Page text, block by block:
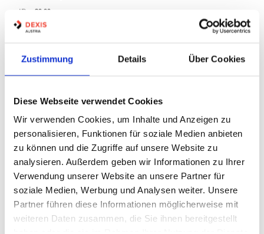
Zustimmung Details Über Cookies
Diese Webseite verwendet Cookies
Wir verwenden Cookies, um Inhalte und Anzeigen zu
personalisieren, Funktionen für soziale Medien anbieten
zu können und die Zugriffe auf unsere Website zu
analysieren. Außerdem geben wir Informationen zu Ihrer
Verwendung unserer Website an unsere Partner für
soziale Medien, Werbung und Analysen weiter. Unsere
Partner führen diese Informationen möglicherweise mit
weiteren Daten zusammen, die Sie ihnen bereitgestellt
ID: 30,00mm
Schnurstärke:
STK
Auf Lager
Lager anzeigen
Print
PRODUKTBESCHREIBUNG